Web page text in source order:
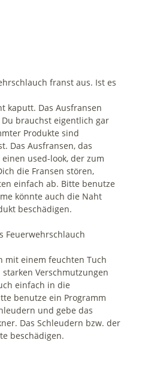
franst aus. Ist es
kaputt. Das Ausfransen
brauchst eigentlich gar
Produkte sind
Das Ausfransen, das
used-look, der zum
die Fransen stören,
einfach ab. Bitte benutze
könnte auch die Naht
beschädigen.
Feuerwehrschlauch
mit einem feuchten Tuch
Verschmutzungen
einfach in die
benutze ein Programm
und gebe das
Das Schleudern bzw. der
beschädigen.